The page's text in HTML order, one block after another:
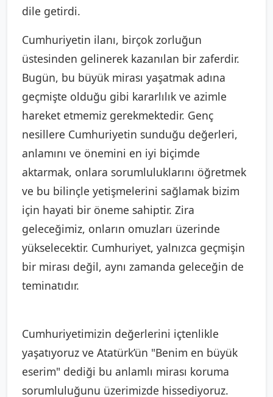
dile getirdi.
Cumhuriyetin ilanı, birçok zorluğun
üstesinden gelinerek kazanılan bir zaferdir.
Bugün, bu büyük mirası yaşatmak adına
geçmişte olduğu gibi kararlılık ve azimle
hareket etmemiz gerekmektedir. Genç
nesillere Cumhuriyetin sunduğu değerleri,
anlamını ve önemini en iyi biçimde
aktarmak, onlara sorumluluklarını öğretmek
ve bu bilinçle yetişmelerini sağlamak bizim
için hayati bir öneme sahiptir. Zira
geleceğimiz, onların omuzları üzerinde
yükselecektir. Cumhuriyet, yalnızca geçmişin
bir mirası değil, aynı zamanda geleceğin de
teminatıdır.
Cumhuriyetimizin değerlerini içtenlikle
yaşatıyoruz ve Atatürk’ün "Benim en büyük
eserim" dediği bu anlamlı mirası koruma
sorumluluğunu üzerimizde hissediyoruz.